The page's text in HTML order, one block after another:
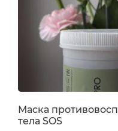
более трех лет
Маска
тела SOS